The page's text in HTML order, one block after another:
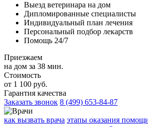
Выезд ветеринара на дом
Дипломированные специалисты
Индивидуальный план лечения
Персональный подбор лекарств
Помощь 24/7
Приезжаем
на дом за 38 мин.
Стоимость
от 1 100 руб.
Гарантия качества
Заказать звонок 8 (499) 653-84-87
как вызвать врача этапы оказания